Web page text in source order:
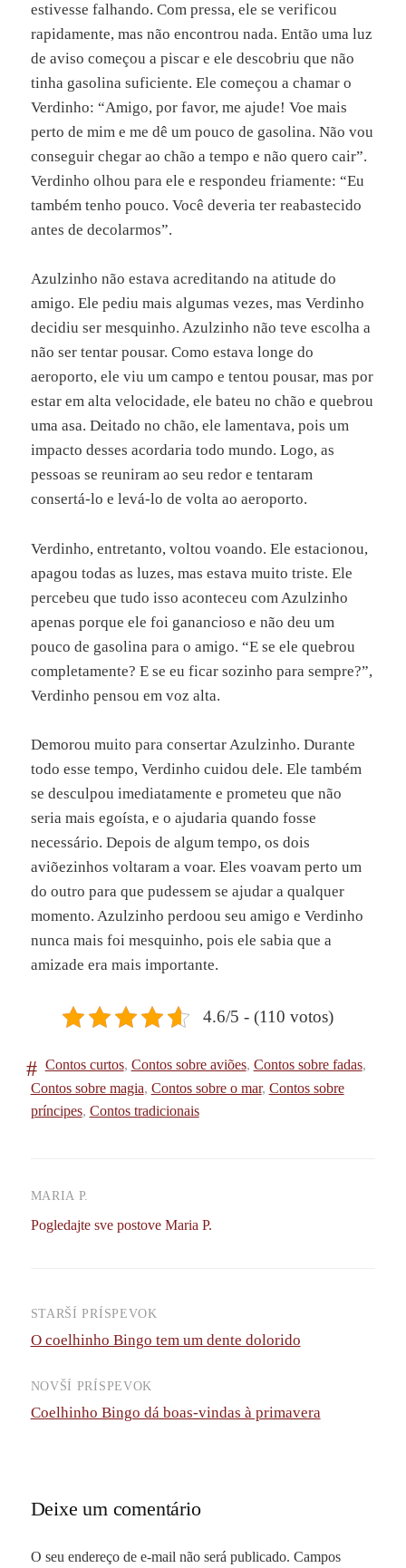
estivesse falhando. Com pressa, ele se verificou
rapidamente, mas não encontrou nada. Então uma luz
de aviso começou a piscar e ele descobriu que não
tinha gasolina suficiente. Ele começou a chamar o
Verdinho: “Amigo, por favor, me ajude! Voe mais
perto de mim e me dê um pouco de gasolina. Não vou
conseguir chegar ao chão a tempo e não quero cair”.
Verdinho olhou para ele e respondeu friamente: “Eu
também tenho pouco. Você deveria ter reabastecido
antes de decolarmos”.
Azulzinho não estava acreditando na atitude do
amigo. Ele pediu mais algumas vezes, mas Verdinho
decidiu ser mesquinho. Azulzinho não teve escolha a
não ser tentar pousar. Como estava longe do
aeroporto, ele viu um campo e tentou pousar, mas por
estar em alta velocidade, ele bateu no chão e quebrou
uma asa. Deitado no chão, ele lamentava, pois um
impacto desses acordaria todo mundo. Logo, as
pessoas se reuniram ao seu redor e tentaram
consertá-lo e levá-lo de volta ao aeroporto.
Verdinho, entretanto, voltou voando. Ele estacionou,
apagou todas as luzes, mas estava muito triste. Ele
percebeu que tudo isso aconteceu com Azulzinho
apenas porque ele foi ganancioso e não deu um
pouco de gasolina para o amigo. “E se ele quebrou
completamente? E se eu ficar sozinho para sempre?”,
Verdinho pensou em voz alta.
Demorou muito para consertar Azulzinho. Durante
todo esse tempo, Verdinho cuidou dele. Ele também
se desculpou imediatamente e prometeu que não
seria mais egoísta, e o ajudaria quando fosse
necessário. Depois de algum tempo, os dois
aviõezinhos voltaram a voar. Eles voavam perto um
do outro para que pudessem se ajudar a qualquer
momento. Azulzinho perdoou seu amigo e Verdinho
nunca mais foi mesquinho, pois ele sabia que a
amizade era mais importante.
4.6/5 - (110 votos)
Contos curtos, Contos sobre aviões, Contos sobre fadas,
Contos sobre magia, Contos sobre o mar, Contos sobre
príncipes, Contos tradicionais
MARIA P.
Pogledajte sve postove Maria P.
Navigácia
príspevkov
STARŠÍ PRÍSPEVOK
O coelhinho Bingo tem um dente dolorido
NOVŠÍ PRÍSPEVOK
Coelhinho Bingo dá boas-vindas à primavera
Deixe um comentário
O seu endereço de e-mail não será publicado. Campos